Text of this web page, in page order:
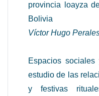
provincia loayza
Bolivia
Víctor Hugo
Espacios
estudio de las
y festivas